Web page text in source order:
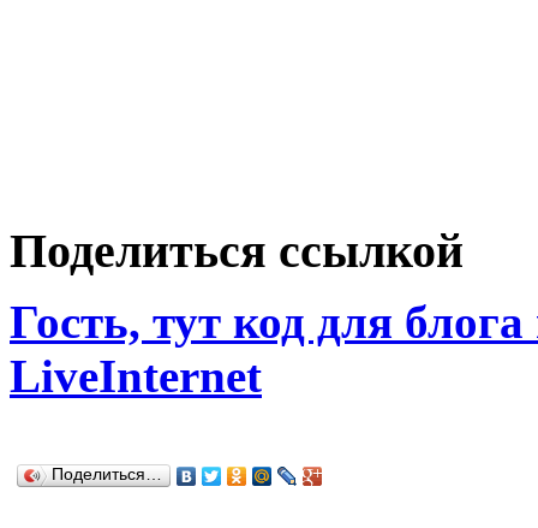
Поделиться ссылкой
Гость, тут код для
LiveInternet
Поделиться…